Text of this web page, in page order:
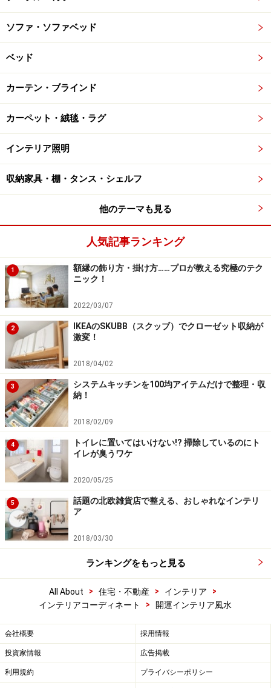
ソファ・ソファベッド
ベッド
カーテン・ブラインド
カーペット・絨毯・ラグ
インテリア照明
収納家具・棚・タンス・シェルフ
他のテーマも見る
人気記事ランキング
1
額縁の飾り方・掛け方……プロが教える究極のテク
ニック！
2022/03/07
2
IKEAのSKUBB（スクッブ）でクローゼット収納が
激変！
2018/04/02
3
システムキッチンを100均アイテムだけで整理・収
納！
2018/02/09
4
トイレに置いてはいけない!? 掃除しているのにト
イレが臭うワケ
2020/05/25
5
話題の北欧雑貨店で整える、おしゃれなインテリ
ア
2018/03/30
ランキングをもっと見る
All About > 住宅・不動産 > インテリア
>
インテリアコーディネート
> 開運インテリア風水
会社概要 採用情報
投資家情報 広告掲載
利用規約 プライバシーポリシー